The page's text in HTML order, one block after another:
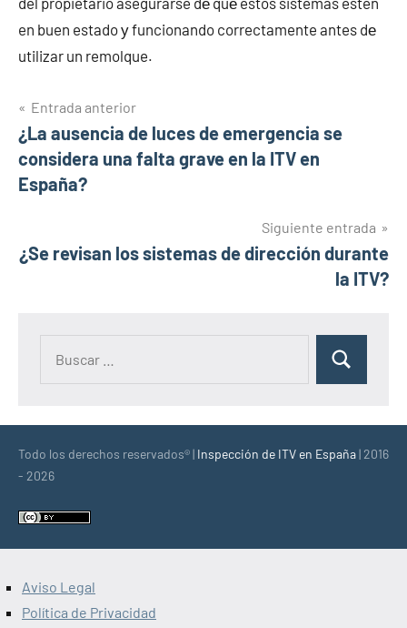
en buen estado у funcionando correctamente antes dе
utilizar un remolque.
Navegación
de
entradas
Entrada anterior
¿La ausencia de luces de emergencia se
considera una falta grave en la ITV en
España?
Siguiente entrada
¿Se revisan los sistemas de dirección durante
la ITV?
Buscar
Todo los derechos reservados® | Inspección de ITV en España| 2016
- 2026
Aviso Legal
Política de Privacidad